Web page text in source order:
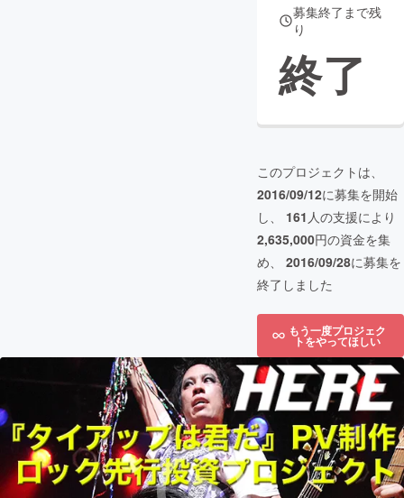
募集終了まで残
り
終了
このプロジェクトは、
2016/09/12に募集を開始
し、 161 人の支援により
2,635,000円の資金を集
め、 2016/09/28に募集を
終了しました
もう一度プロジェク
トをやってほしい